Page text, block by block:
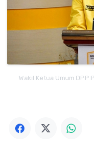
Wakil Ketua Umum DPP